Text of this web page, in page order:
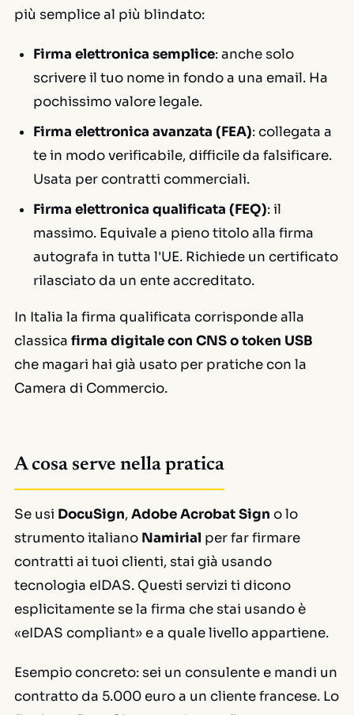
più semplice al più blindato:
Firma elettronica semplice: anche solo
scrivere il tuo nome in fondo a una email. Ha
pochissimo valore legale.
Firma elettronica avanzata (FEA): collegata a
te in modo verificabile, difficile da falsificare.
Usata per contratti commerciali.
Firma elettronica qualificata (FEQ): il
massimo. Equivale a pieno titolo alla firma
autografa in tutta l'UE. Richiede un certificato
rilasciato da un ente accreditato.
In Italia la firma qualificata corrisponde alla
classica firma digitale con CNS o token USB
che magari hai già usato per pratiche con la
Camera di Commercio.
A cosa serve nella pratica
Se usi DocuSign,Adobe Acrobat Sign o lo
strumento italiano Namirial per far firmare
contratti ai tuoi clienti, stai già usando
tecnologia eIDAS. Questi servizi ti dicono
esplicitamente se la firma che stai usando è
«eIDAS compliant» e a quale livello appartiene.
Esempio concreto: sei un consulente e mandi un
contratto da 5.000 euro a un cliente francese. Lo